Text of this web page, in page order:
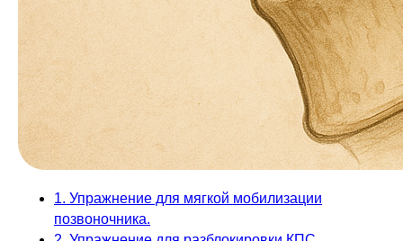
1. Упражнение для мягкой мобилизации
позвоночника.